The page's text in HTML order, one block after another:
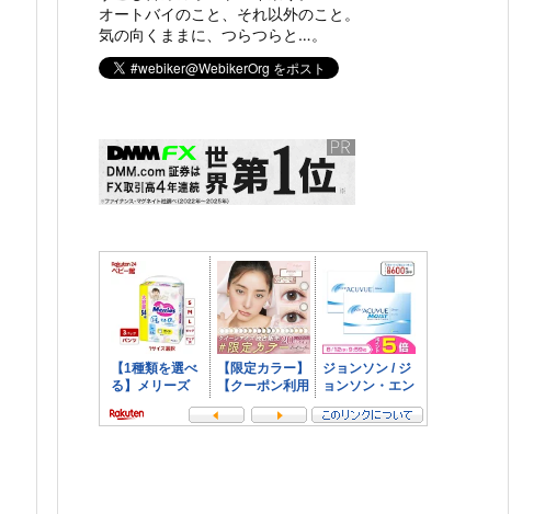
オートバイのこと、それ以外のこと。
気の向くままに、つらつらと…。